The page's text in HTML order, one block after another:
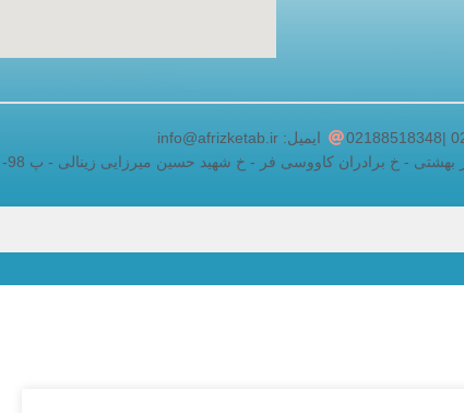
ایمیل: info@afrizketab.ir
- خ برادران کاووسی فر - خ شهید حسین میرزایی زینالی - پ 98- طبقه اول - واحد 5